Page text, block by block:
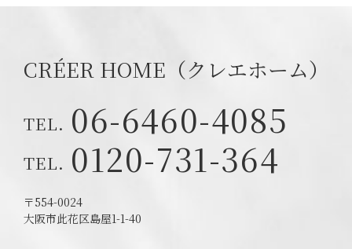
CRÉER HOME（クレエホーム）
06-6460-4085
0120-731-364
〒554-0024
大阪市此花区島屋1-1-40